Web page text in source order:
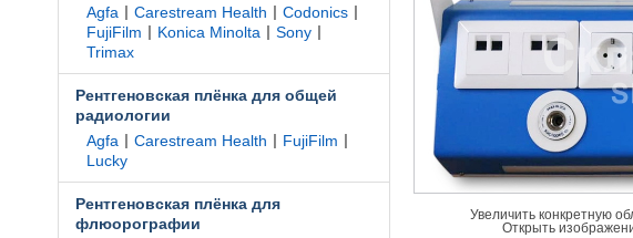
Agfa | Carestream Health | Codonics |
FujiFilm | Konica Minolta | Sony |
Trimax
Рентгеновская плёнка для общей
радиологии
Agfa | Carestream Health | FujiFilm |
Lucky
Рентгеновская плёнка для
флюорографии
Увеличить конкретную
Открыть